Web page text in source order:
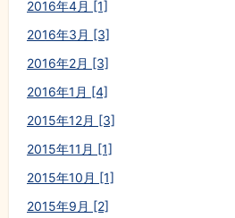
2016年4月 [1]
2016年3月 [3]
2016年2月 [3]
2016年1月 [4]
2015年12月 [3]
2015年11月 [1]
2015年10月 [1]
2015年9月 [2]